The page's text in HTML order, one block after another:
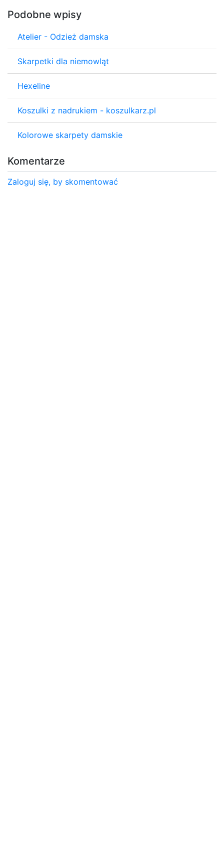
Podobne wpisy
Atelier - Odzież damska
Skarpetki dla niemowląt
Hexeline
Koszulki z nadrukiem - koszulkarz.pl
Kolorowe skarpety damskie
Komentarze
Zaloguj się, by skomentować